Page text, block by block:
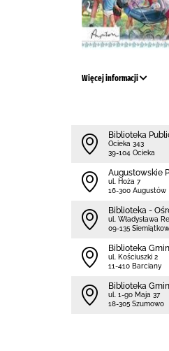
Więcej informacji
Biblioteka
Ocieka 343
39-104 Ocieka
Augustowskie
ul. Hoża 7
16-300 Augustów
Biblioteka -
ul. Władysława
09-135
Biblioteka
ul. Kościuszki 2
11-410 Barciany
Biblioteka
ul. 1-go Maja 37
18-305 Szumowo